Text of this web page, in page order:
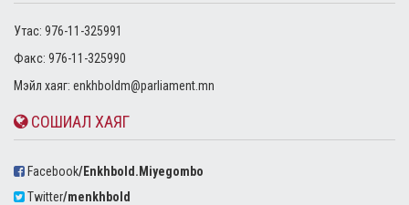
Утас: 976-11-325991
Факс: 976-11-325990
Mэйл хаяг: enkhboldm@parliament.mn
СОШИАЛ ХАЯГ
Facebook/Enkhbold.Miyegombo
Twitter/menkhbold